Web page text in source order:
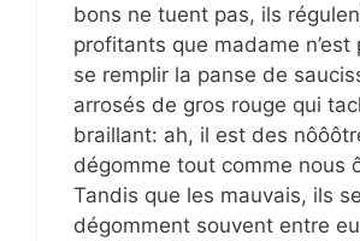
bons ne tuent pas, ils
profitants que madame n’est
se remplir la panse de
arrosés de gros rouge qui
braillant: ah, il est des
dégomme tout comme nous
Tandis que les mauvais, ils se
dégomment souvent entre